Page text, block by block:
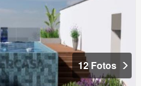
12 Fotos